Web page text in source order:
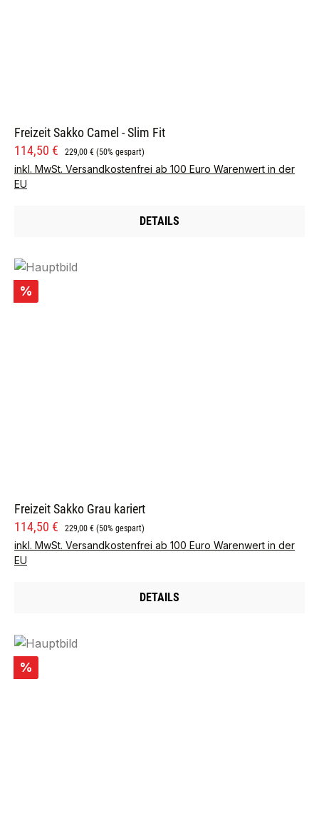
Freizeit Sakko Camel - Slim Fit
Verkaufspreis:
114,50 € Regulärer Preis:
229,00 € (50% gespart)
inkl. MwSt. Versandkostenfrei ab 100 Euro Warenwert in der
EU
DETAILS
Rabatt
%
Freizeit Sakko Grau kariert
Verkaufspreis:
114,50 € Regulärer Preis:
229,00 € (50% gespart)
inkl. MwSt. Versandkostenfrei ab 100 Euro Warenwert in der
EU
DETAILS
Rabatt
%